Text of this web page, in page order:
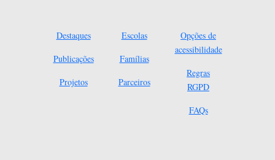
Destaques
Publicações
Projetos
Escolas
Famílias
Parceiros
Opções de
acessibilidade
Regras
RGPD
FAQs